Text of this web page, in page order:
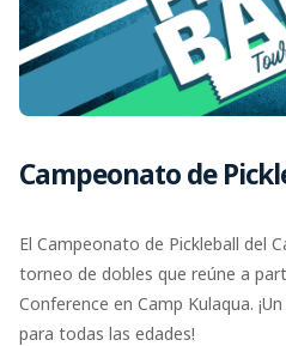
Campeonato de
El Campeonato de Pickleball del
torneo de dobles que reúne a
Conference en Camp Kulaqua.
para todas las edades!